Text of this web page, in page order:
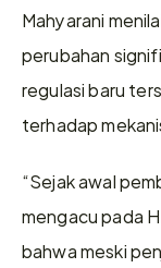
Mahyarani
perubahan
regulasi baru
terhadap
“Sejak awal
mengacu pada
bahwa meski